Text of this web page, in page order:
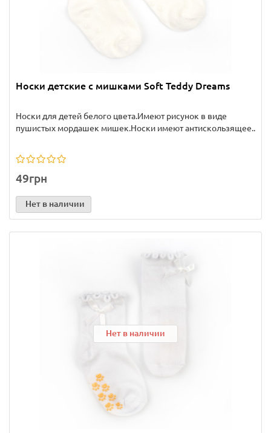
Носки детские с мишками Soft Teddy Dreams
Носки для детей белого цвета.Имеют рисунок в виде
пушистых мордашек мишек.Носки имеют антискользящее..
49грн
Нет в наличии
Нет в наличии